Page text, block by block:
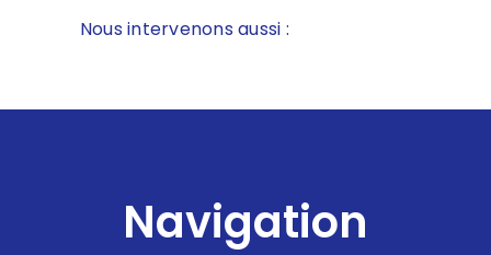
Nous intervenons aussi :
Navigation